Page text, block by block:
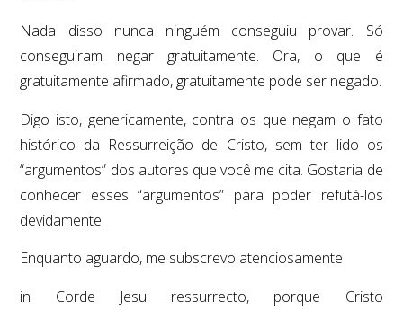
Nada disso nunca ninguém conseguiu provar. Só
conseguiram negar gratuitamente. Ora, o que é
gratuitamente afirmado, gratuitamente pode ser negado.
Digo isto, genericamente, contra os que negam o fato
histórico da Ressurreição de Cristo, sem ter lido os
“argumentos” dos autores que você me cita. Gostaria de
conhecer esses “argumentos” para poder refutá-los
devidamente.
Enquanto aguardo, me subscrevo atenciosamente
in Corde Jesu ressurrecto, porque Cristo